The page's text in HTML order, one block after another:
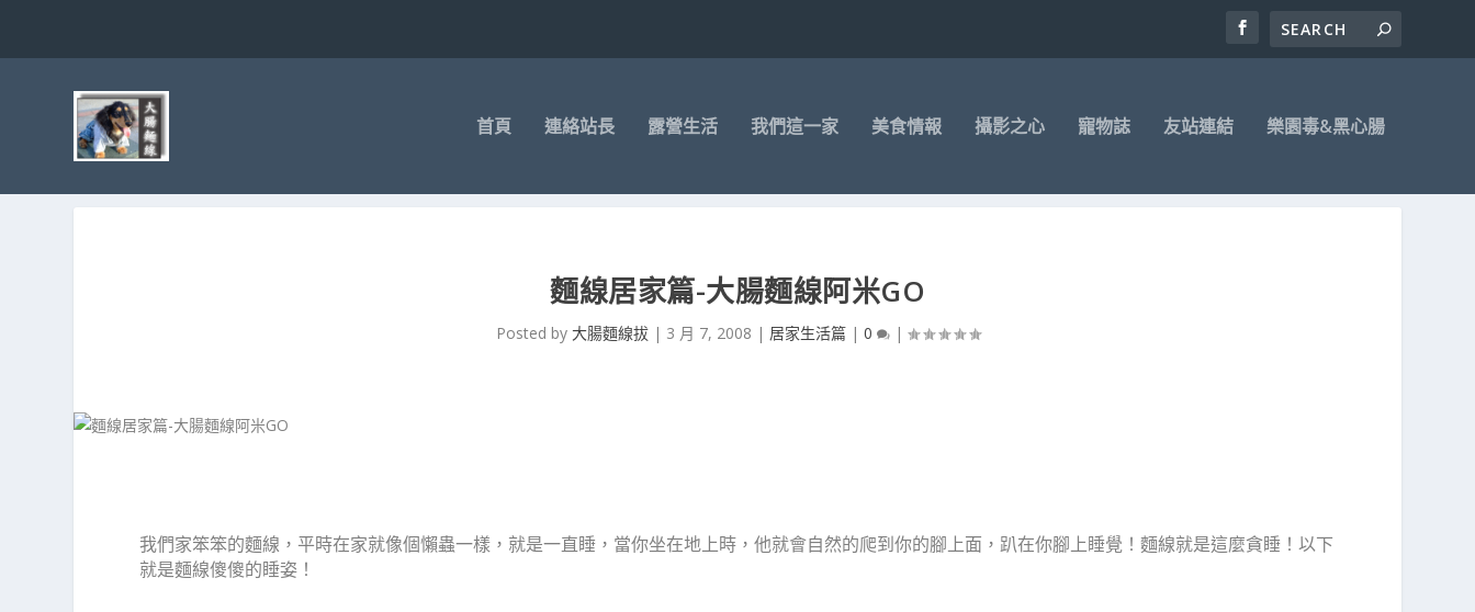
首頁 連絡站長 露營生活 我們這一家 美食情報 攝影之心 寵物誌 友站連結 樂園毒&黑心腸
麵線居家篇-大腸麵線阿米GO
Posted by 大腸麵線拔| 3 月 7, 2008 | 居家生活篇| 0 |
我們家笨笨的麵線，平時在家就像個懶蟲一樣，就是一直睡，當你坐在地上時，他就會自然的爬到你的腳上面，趴在你腳上睡覺！麵線就是這麼貪睡！以下
就是麵線傻傻的睡姿！